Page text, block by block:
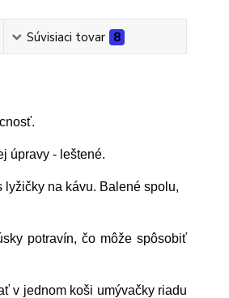
Súvisiaci tovar 8
úpravy - leštené.
na kávu. Balené spolu,
potravín, čo môže spôsobiť
v jednom koši umývačky riadu